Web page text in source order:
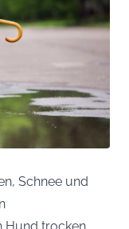
Schnee und
Hund trocken